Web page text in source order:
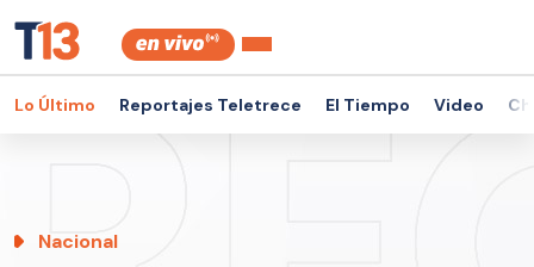
Lo Último Reportajes Teletrece El Tiempo Video
Nacional